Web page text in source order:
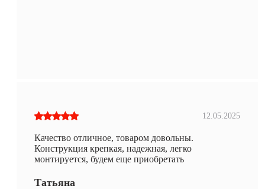
12.05.2025
Качество отличное, товаром довольны.
Конструкция крепкая, надежная, легко
монтируется, будем еще приобретать
Татьяна